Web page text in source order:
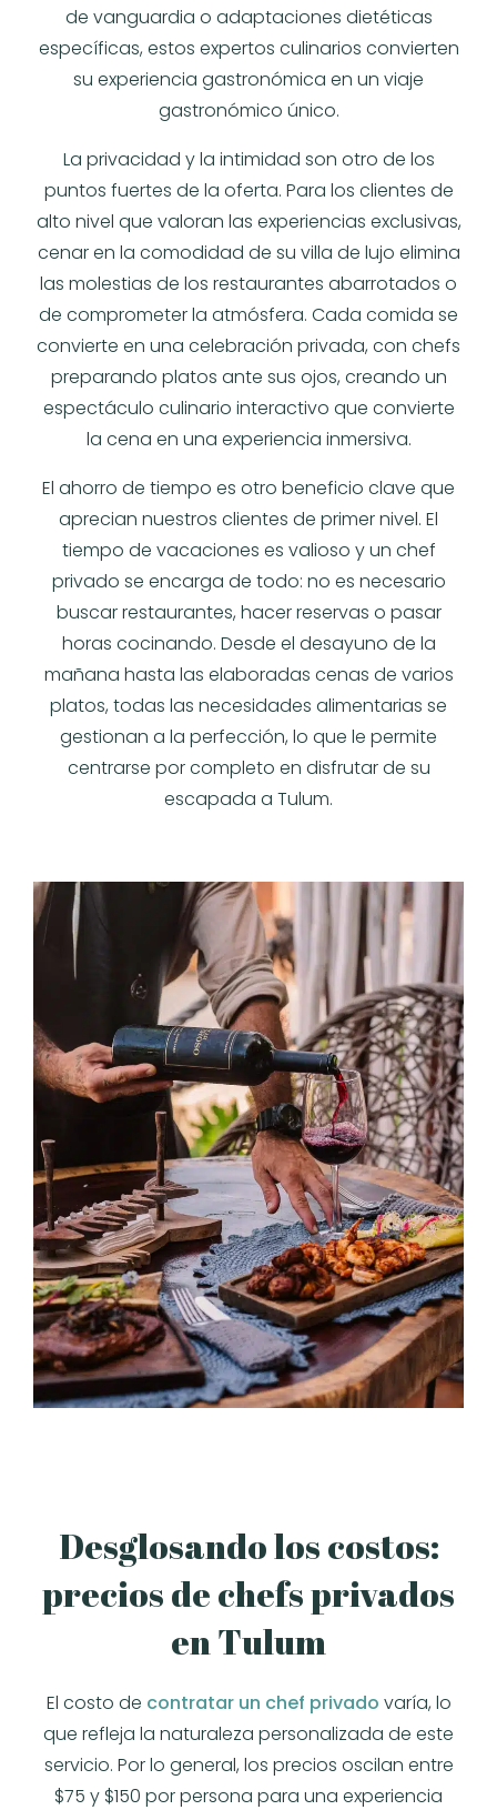
de vanguardia o adaptaciones dietéticas
específicas, estos expertos culinarios convierten
su experiencia gastronómica en un viaje
gastronómico único.
La privacidad y la intimidad son otro de los
puntos fuertes de la oferta. Para los clientes de
alto nivel que valoran las experiencias exclusivas,
cenar en la comodidad de su villa de lujo elimina
las molestias de los restaurantes abarrotados o
de comprometer la atmósfera. Cada comida se
convierte en una celebración privada, con chefs
preparando platos ante sus ojos, creando un
espectáculo culinario interactivo que convierte
la cena en una experiencia inmersiva.
El ahorro de tiempo es otro beneficio clave que
aprecian nuestros clientes de primer nivel. El
tiempo de vacaciones es valioso y un chef
privado se encarga de todo: no es necesario
buscar restaurantes, hacer reservas o pasar
horas cocinando. Desde el desayuno de la
mañana hasta las elaboradas cenas de varios
platos, todas las necesidades alimentarias se
gestionan a la perfección, lo que le permite
centrarse por completo en disfrutar de su
escapada a Tulum.
Desglosando los costos:
precios de chefs privados
en Tulum
El costo de contratar un chef privado varía, lo
que refleja la naturaleza personalizada de este
servicio. Por lo general, los precios oscilan entre
$75 y $150 por persona para una experiencia